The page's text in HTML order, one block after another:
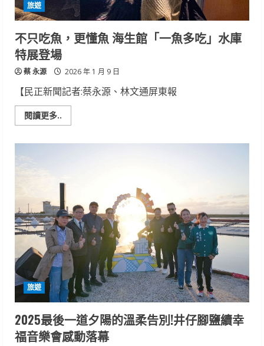
旅遊
不只吃魚，更懂魚 海生館「一魚多吃」水庫
特展登場
蔡 永源 2026 年 1 月 9 日
【民正新聞記者:蔡永源、林文通屏東報
閱讀更多..
more
懂
魚
生
館
「一
魚
多
吃」
水
庫
特
展
登
場
旅遊
2025最後一道夕陽的溫柔告別!井仔腳鹽續幸
福音樂會感動落幕